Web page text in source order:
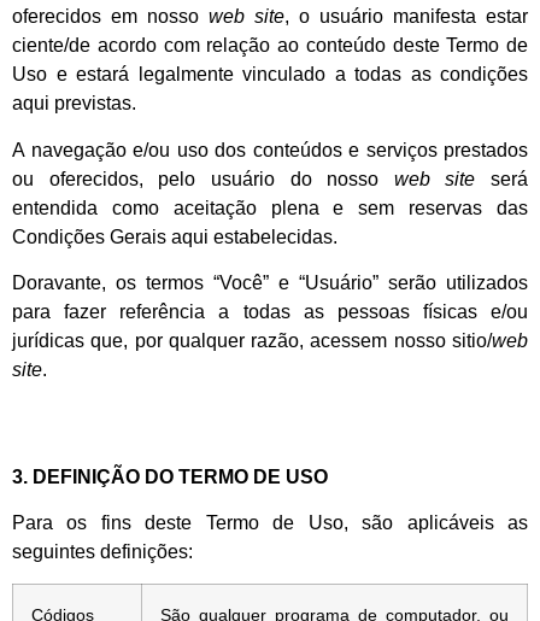
oferecidos em nosso web site, o usuário manifesta estar
ciente/de acordo com relação ao conteúdo deste Termo de
Uso e estará legalmente vinculado a todas as condições
aqui previstas.
A navegação e/ou uso dos conteúdos e serviços prestados
ou oferecidos, pelo usuário do nosso web site será
entendida como aceitação plena e sem reservas das
Condições Gerais aqui estabelecidas.
Doravante, os termos “Você” e “Usuário” serão utilizados
para fazer referência a todas as pessoas físicas e/ou
jurídicas que, por qualquer razão, acessem nosso sitio/web
site.
3. DEFINIÇÃO DO TERMO DE USO
Para os fins deste Termo de Uso, são aplicáveis as
seguintes definições:
Códigos
São qualquer programa de computador, ou